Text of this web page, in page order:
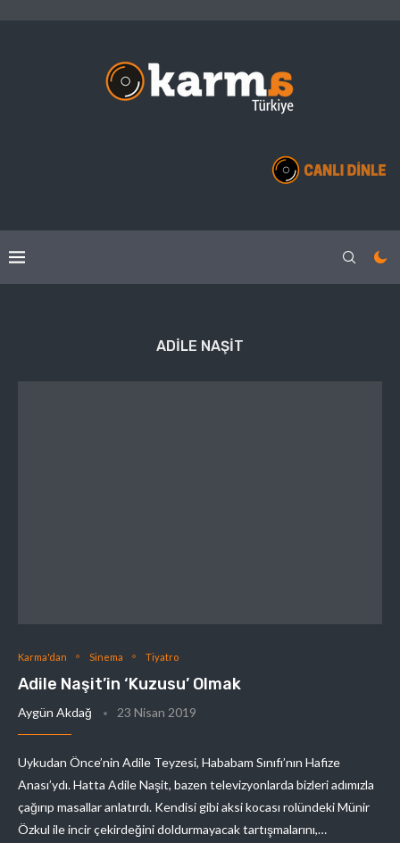
ADILE NAŞIT
Karma'dan Sinema Tiyatro
Adile Naşit’in ‘Kuzusu’ Olmak
Aygün Akdağ 23 Nisan 2019
Uykudan Önce’nin Adile Teyzesi, Hababam Sınıfı’nın Hafize
Anası’ydı. Hatta Adile Naşit, bazen televizyonlarda bizleri adımızla
çağırıp masallar anlatırdı. Kendisi gibi aksi kocası rolündeki Münir
Özkul ile incir çekirdeğini doldurmayacak tartışmalarını,…